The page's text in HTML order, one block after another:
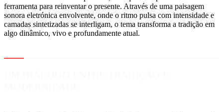
ferramenta para reinventar o presente. Através de uma paisagem
sonora eletrónica envolvente, onde o ritmo pulsa com intensidade e
camadas sintetizadas se interligam, o tema transforma a tradição em
algo dinâmico, vivo e profundamente atual.